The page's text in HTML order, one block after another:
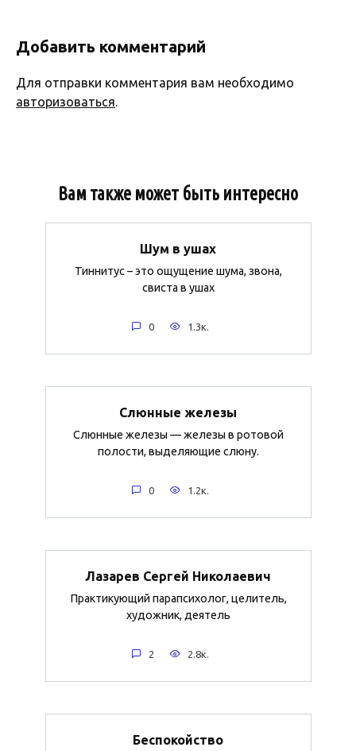
Добавить комментарий
Для отправки комментария вам необходимо
авторизоваться.
Вам также может быть интересно
Шум в ушах
Тиннитус – это ощущение шума, звона,
свиста в ушах
0 1.3к.
Слюнные железы
Слюнные железы — железы в ротовой
полости, выделяющие слюну.
0 1.2к.
Лазарев Сергей Николаевич
Практикующий парапсихолог, целитель,
художник, деятель
2 2.8к.
Беспокойство